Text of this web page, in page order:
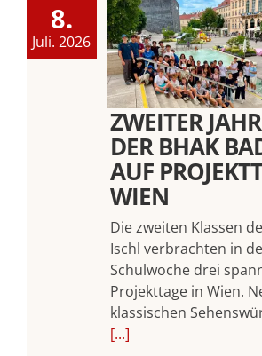
8.
Juli. 2026
ZWEITER
DER BHAK
AUF
WIEN
Die zweiten Klassen
Ischl verbrachten in
Schulwoche drei
Projekttage in Wien.
klassischen
[...]